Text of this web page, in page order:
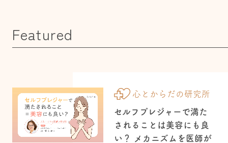
Featured
心とからだの研究所
セルフプレジャーで満た
されることは美容にも良
い？ メカニズムを医師が